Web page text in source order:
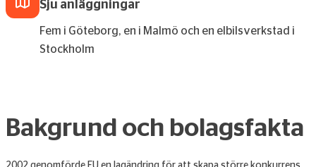
Bakgrund och bolagsfakta
Sju anläggningar
Fem i Göteborg, en i Malmö och en elbilsverkstad i
Stockholm